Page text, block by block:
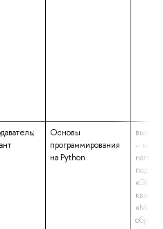
Основы
программирования
на Python
–